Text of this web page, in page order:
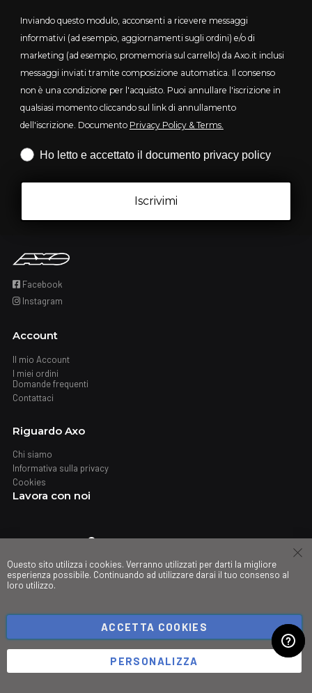
Inviando questo modulo, acconsenti a ricevere messaggi
informativi (ad esempio, aggiornamenti sugli ordini) e/o di
marketing (ad esempio, promemoria sul carrello) da Axo.it inclusi
messaggi inviati tramite composizione automatica. Il consenso
non è una condizione per l'acquisto. Puoi annullare l'iscrizione in
qualsiasi momento cliccando sul link di annullamento
dell'iscrizione. Documento Privacy Policy & Terms.
Iscrizione obbligatoria
Ho letto e accettato il documento privacy policy
Iscrivimi
Facebook
Instagram
Account
Il mio Account
I miei ordini
Domande frequenti
Contattaci
Riguardo Axo
Chi siamo
Informativa sulla privacy
Cookies
Lavora con noi
Dove trovarci
Negozi
Questo sito utilizza i cookies. Verranno utilizzati per darti la migliore
esperienza possibile. Continuando ad utilizzare darai il tuo consenso al
loro utilizzo.
ACCETTA COOKIES
PERSONALIZZA